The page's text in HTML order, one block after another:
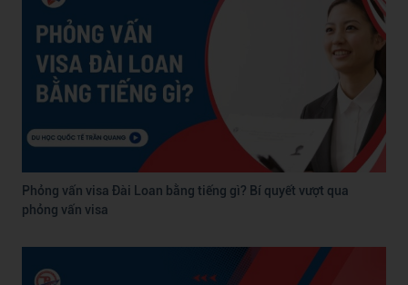
Phỏng vấn visa Đài Loan bằng tiếng gì? Bí quyết vượt qua
phỏng vấn visa